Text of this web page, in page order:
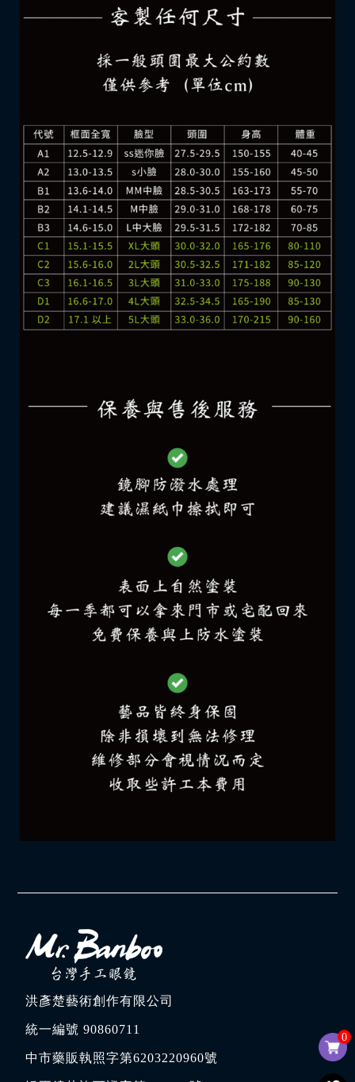
0
洪彥楚藝術創作有限公司
統一編號 90860711
中市藥販執照字第6203220960號